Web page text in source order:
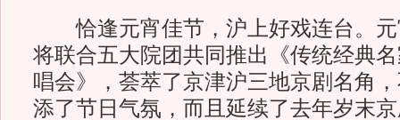
恰逢元宵佳节，沪上好戏连台。元
将联合五大院团共同推出《传统经典
唱会》，荟萃了京津沪三地京剧名角
添了节日气氛，而且延续了去年岁末